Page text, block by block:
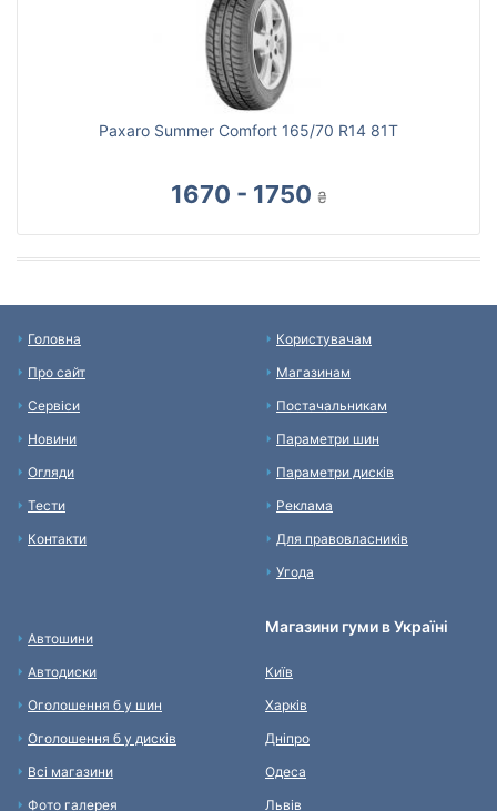
Paxaro Summer Comfort 165/70 R14 81T
1670 - 1750 ₴
Головна
Про сайт
Сервіси
Новини
Огляди
Тести
Контакти
Користувачам
Магазинам
Постачальникам
Параметри шин
Параметри дисків
Реклама
Для правовласників
Угода
Автошини
Автодиски
Оголошення б у шин
Оголошення б у дисків
Всі магазини
Фото галерея
Магазини гуми в Україні
Київ
Харків
Дніпро
Одеса
Львів